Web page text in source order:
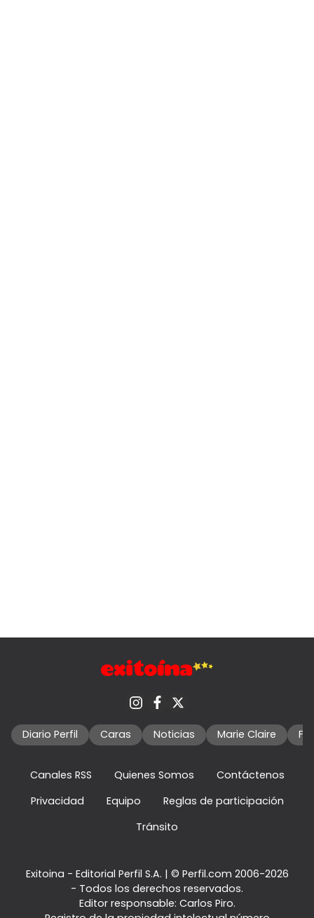
Diario Perfil Caras Noticias Marie Claire
Canales RSS Quienes Somos
Contáctenos
Privacidad
Equipo
Reglas de participación
Tránsito
Exitoina - Editorial Perfil S.A. | © Perfil.com 2006-2026
- Todos los derechos reservados.
Editor responsable: Carlos Piro.